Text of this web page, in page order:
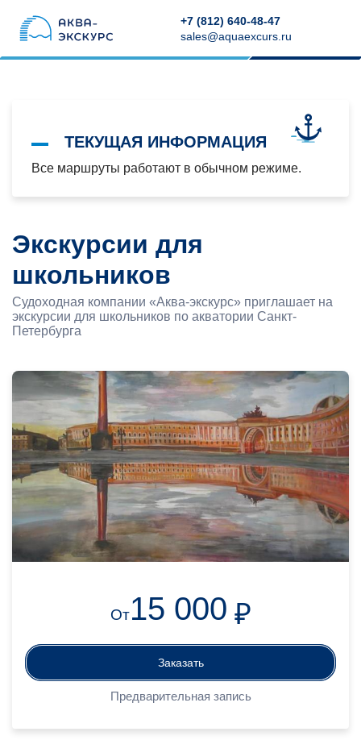
+7 (812) 640-48-47
sales@aquaexcurs.ru
ТЕКУЩАЯ ИНФОРМАЦИЯ
Все маршруты работают в обычном режиме.
Экскурсии для
школьников
Судоходная компании «Аква-экскурс» приглашает на
экскурсии для школьников по акватории Санкт-
Петербурга
От15 000 ₽
Заказать
Предварительная запись